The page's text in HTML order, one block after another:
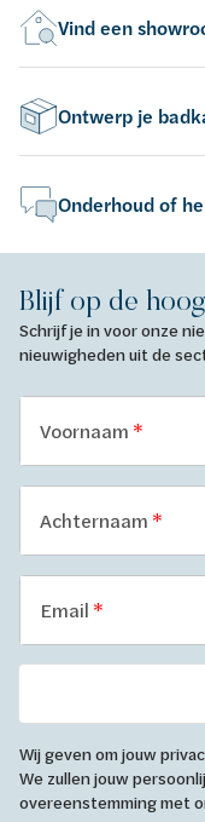
Vind een
Ontwerp je
Onderhoud of
Blijf op de
Schrijf je in voor onze
nieuwigheden uit de
Voornaam
Achternaam
Email
Wij geven om jouw
We zullen jouw
overeenstemming met